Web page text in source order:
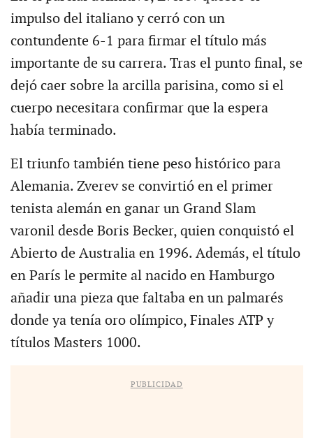
impulso del italiano y cerró con un
contundente 6-1 para firmar el título más
importante de su carrera. Tras el punto final, se
dejó caer sobre la arcilla parisina, como si el
cuerpo necesitara confirmar que la espera
había terminado.
El triunfo también tiene peso histórico para
Alemania. Zverev se convirtió en el primer
tenista alemán en ganar un Grand Slam
varonil desde Boris Becker, quien conquistó el
Abierto de Australia en 1996. Además, el título
en París le permite al nacido en Hamburgo
añadir una pieza que faltaba en un palmarés
donde ya tenía oro olímpico, Finales ATP y
títulos Masters 1000.
PUBLICIDAD